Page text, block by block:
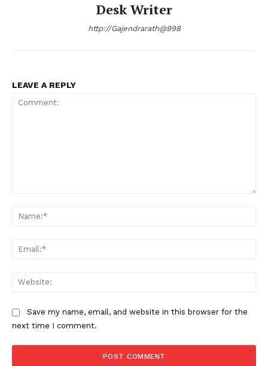
Desk Writer
http://Gajendrarath@998
LEAVE A REPLY
Save my name, email, and website in this browser for the
next time I comment.